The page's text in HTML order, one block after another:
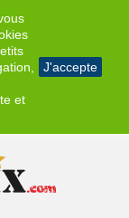
et
J'accepte